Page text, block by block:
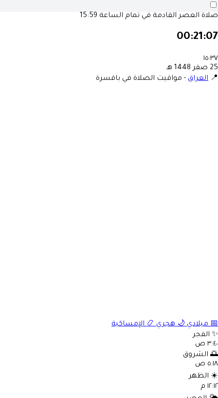
العصر القادمة في تمام الساعة 15:59
1448 هـ
العراق- مواقيت الصلاة في باقسرة
ميلادي 🌙 هجري 📿 الإمساكية
الفجر
ص
الشروق
ص
الظهر
م